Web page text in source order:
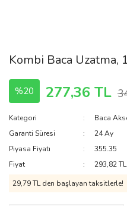
Kombi Baca Uzatma,
%20 277,36 TL
Kategori
Baca
Garanti Süresi
24 Ay
Piyasa Fiyatı
355.35
Fiyat
293,82
29,79 TL den başlayan taksitlerle!